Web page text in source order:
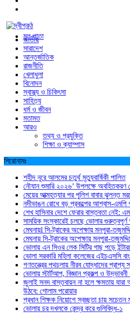
মুল পাতা
জাতীয়
সারাদেশ
আন্তর্জাতিক
রাজনীতি
খেলাধুলা
বিনোদন
স্বাস্থ্য ও চিকিৎসা
সাহিত্য
ধর্ম ও জীবন
মতামত
আরও
তথ্য ও প্রযুক্তি
শিক্ষা ও ক্যাম্পাস
শিরোনামঃ
শহীদ নূরে আলমের চতুর্থ মৃত্যুবার্ষিকী পালিত
নৌযান শুমারি ২০২৬’ উপলক্ষে অবহিতকরণ
মেয়ের আত্মহত্যার পর পুলিশ বাবার ঝুলন্ত
নদীভাঙন রোধে বড় প্রকল্পের আশ্বাস-এমপি
শেখ হাসিনার দেশে ফেরার বাস্তবতা নেই:
সাময়িক সংস্কারেই চলছে ভোলার
মেঘনায়l সি-ট্রাকের অপেক্ষায় মনপুরা-
মেঘনায় সি-ট্রাকের অপেক্ষায় মনপুরা-
ভোলায় এন সিওর লেক সিটির গাছ পড়ে
ভোলা সরকারি মহিলা কলেজের এইচএসসি
গণতন্ত্রের পথচলায় নীরব যোদ্ধাদের প্রাপ্য
ভোলায় স্টার্টআপ, বিজ্ঞান প্রকল্প ও উদ্ভাবনী
জুলাই সনদ বাস্তবায়ন না হলে ক্ষমতায় যারা
উঠবে: গোলাম পরোয়ার
প্রধান শিক্ষক নিয়োগে স্বচ্ছতা চায়
ভোলায় চর দখলকে কেন্দ্র করে গুলিবিদ্ধ-১